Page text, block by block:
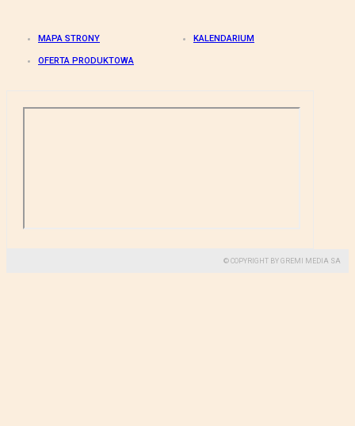
MAPA STRONY KALENDARIUM
OFERTA PRODUKTOWA
© COPYRIGHT BY GREMI MEDIA SA